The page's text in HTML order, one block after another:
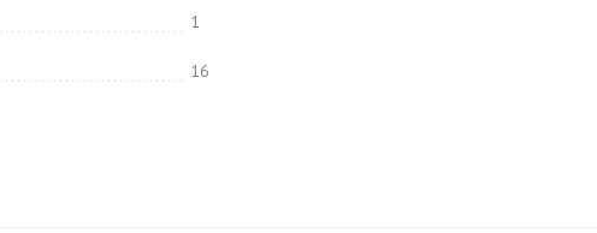
1
16